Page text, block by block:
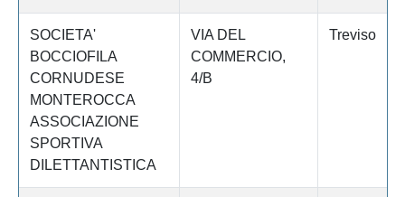
SOCIETA'
BOCCIOFILA
CORNUDESE
MONTEROCCA
ASSOCIAZIONE
SPORTIVA
DILETTANTISTICA
VIA DEL
COMMERCIO,
4/B
Treviso